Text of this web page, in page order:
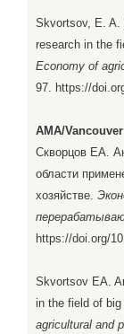
Skvortsov, E. A.
research in the
Economy of
97. https://
AMA/Vancouver
Скворцов ЕА.
области
хозяйстве.
https://doi.org/
Skvortsov EA.
in the field of
agricultural and